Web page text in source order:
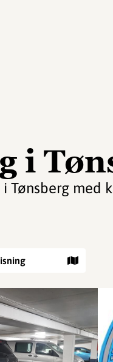
i
Tønsberg med